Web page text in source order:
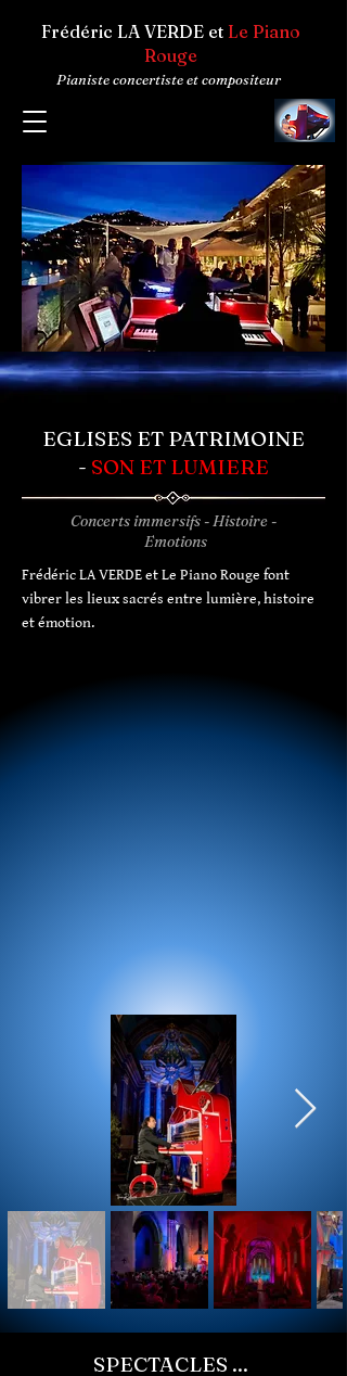
Frédéric LA VERDE et Le Piano
Rouge
Pianiste concertiste et compositeur
EGLISES ET PATRIMOINE
- SON ET LUMIERE
Concerts immersifs - Histoire -
Emotions
Frédéric LA VERDE et Le Piano Rouge font
vibrer les lieux sacrés entre lumière, histoire
et émotion.
SPECTACLES ...